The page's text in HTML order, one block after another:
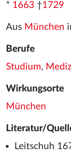
* 1663 †1729
Aus München
Berufe
Studium,
Wirkungsorte
München
Literatur/
Leitschuh